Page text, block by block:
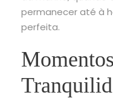
permanecer até à
perfeita.